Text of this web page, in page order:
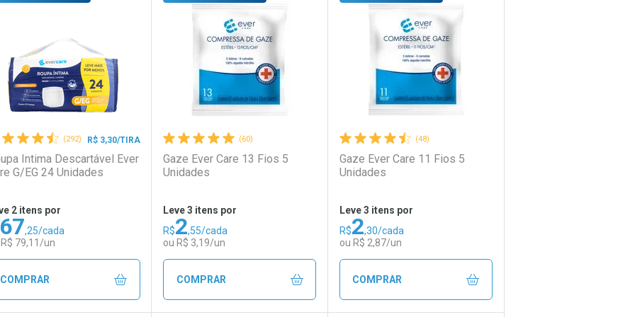
Ativar Desconto
Comprar sem Desconto
Comprar sem Desconto
Laboratório
Ativar Desconto
Comprar sem Desconto
Por Menos
Comprar sem Desconto
Laboratório
Ativar Desconto
Comprar sem Desconto
Por Menos
Comprar sem Desconto
(292) R$ 3,30/TIRA
Intima Descartável Ever
G/EG 24 Unidades
2 itens por
67,25/cada
79,11/un
COMPRAR
(60)
Gaze Ever Care 13 Fios 5
Unidades
Leve 3 itens por
R$2,55/cada
ou R$ 3,19/un
COMPRAR
(48)
Gaze Ever Care 11 Fios 5
Unidades
Leve 3 itens por
R$2,30/cada
ou R$ 2,87/un
COMPRAR